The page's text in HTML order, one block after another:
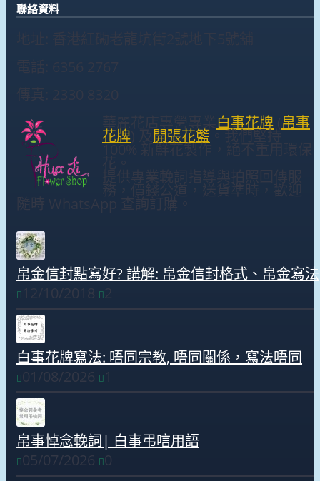
聯絡資料
華麗花店專營專業白事花牌 ( 帛事
花牌 ) 及 開張花籃 。我們堅持
100% 新鮮花製作，絕不重用環保
花。
提供專業輓詞指導與拍照回傳服
務，價錢公道，送貨準時，歡迎
隨時 WhatsApp 查詢訂購。
帛金信封點寫好? 講解: 帛金信封格式、帛金寫法
12/10/2018 2
白事花牌寫法: 唔同宗教, 唔同關係，寫法唔同
01/08/2026
1
帛事悼念輓詞| 白事弔唁用語
05/07/2026 0